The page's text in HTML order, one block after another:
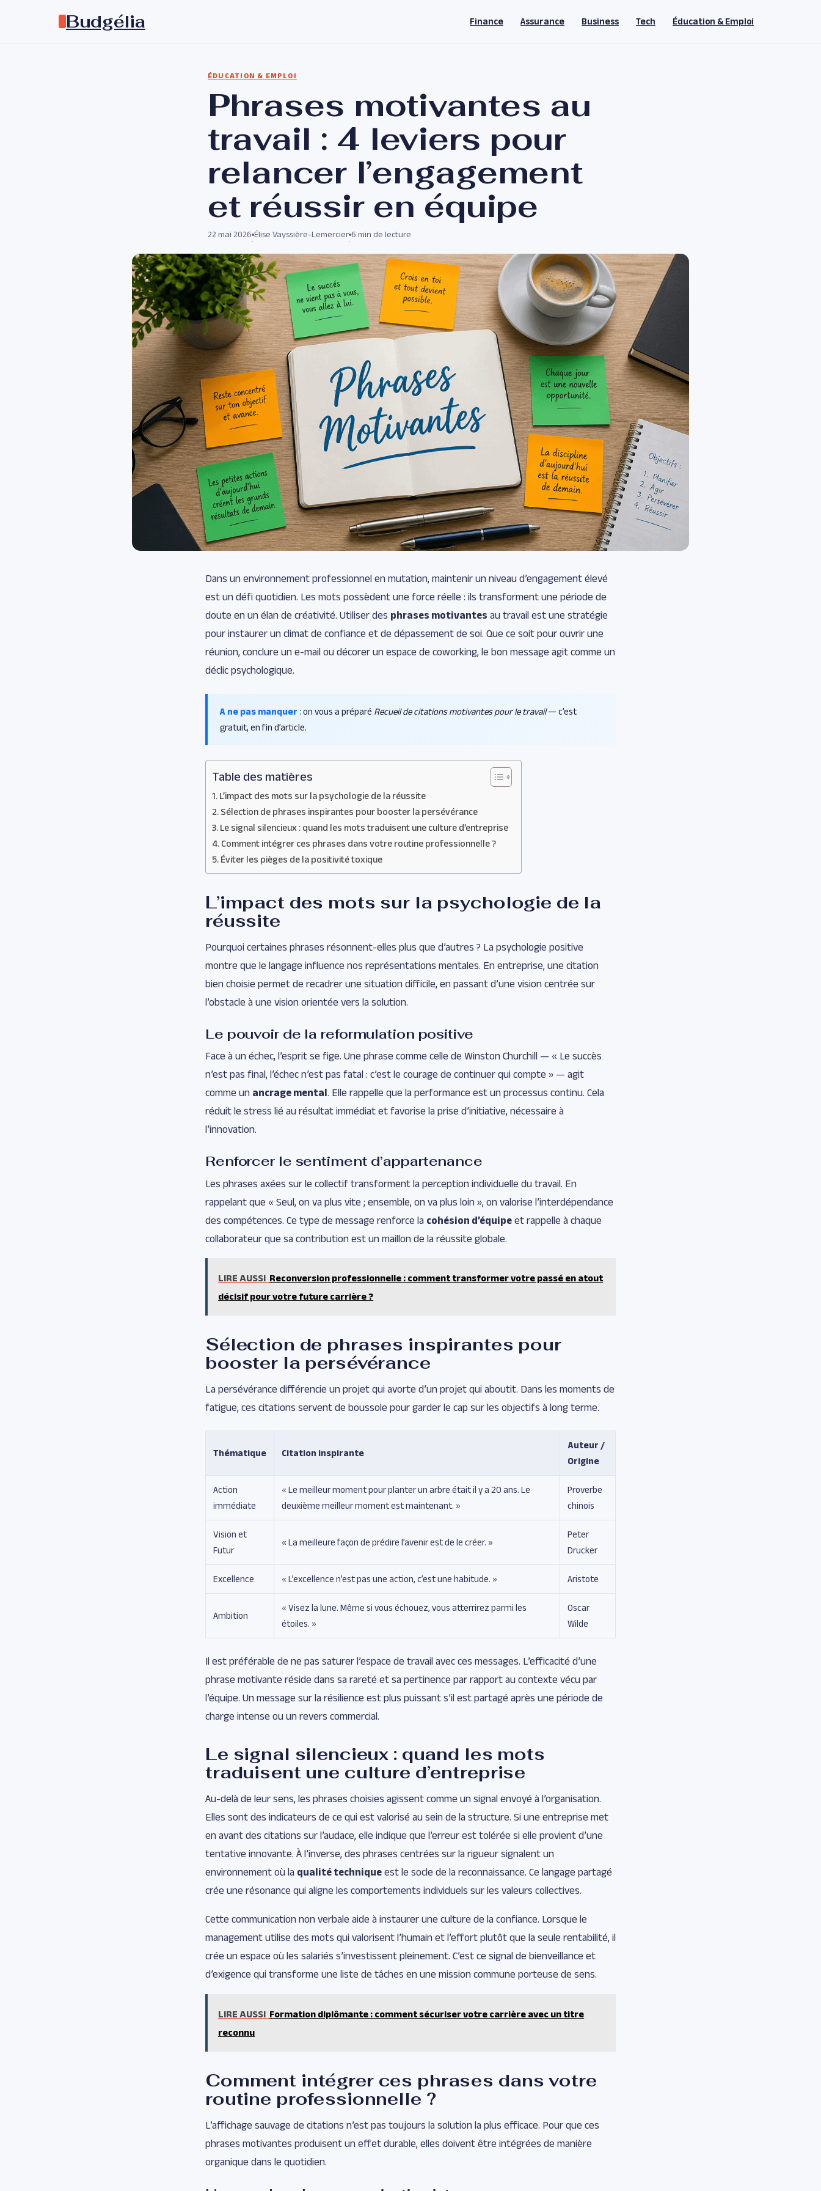
Budgélia Finance Assurance Business Tech Éducation & Emploi
ÉDUCATION & EMPLOI
Phrases motivantes au
travail : 4 leviers pour
relancer l’engagement
et réussir en équipe
22 mai 2026
·
Élise Vayssière-Lemercier
·
6 min de lecture
Dans un environnement professionnel en mutation, maintenir un niveau d’engagement élevé
est un défi quotidien. Les mots possèdent une force réelle : ils transforment une période de
doute en un élan de créativité. Utiliser des phrases motivantes au travail est une stratégie
pour instaurer un climat de confiance et de dépassement de soi. Que ce soit pour ouvrir une
réunion, conclure un e-mail ou décorer un espace de coworking, le bon message agit comme un
déclic psychologique.
A ne pas manquer : on vous a préparé Recueil de citations motivantes pour le travail— c’est
gratuit, en fin d’article.
Table des matières
L’impact des mots sur la psychologie de la réussite
Sélection de phrases inspirantes pour booster la persévérance
Le signal silencieux : quand les mots traduisent une culture d’entreprise
Comment intégrer ces phrases dans votre routine professionnelle ?
Éviter les pièges de la positivité toxique
L’impact des mots sur la psychologie de la
réussite
Pourquoi certaines phrases résonnent-elles plus que d’autres ? La psychologie positive
montre que le langage influence nos représentations mentales. En entreprise, une citation
bien choisie permet de recadrer une situation difficile, en passant d’une vision centrée sur
l’obstacle à une vision orientée vers la solution.
Le pouvoir de la reformulation positive
Face à un échec, l’esprit se fige. Une phrase comme celle de Winston Churchill — « Le succès
n’est pas final, l’échec n’est pas fatal : c’est le courage de continuer qui compte » — agit
comme un ancrage mental . Elle rappelle que la performance est un processus continu. Cela
réduit le stress lié au résultat immédiat et favorise la prise d’initiative, nécessaire à
l’innovation.
Renforcer le sentiment d’appartenance
Les phrases axées sur le collectif transforment la perception individuelle du travail. En
rappelant que « Seul, on va plus vite ; ensemble, on va plus loin », on valorise l’interdépendance
des compétences. Ce type de message renforce la cohésion d’équipe et rappelle à chaque
collaborateur que sa contribution est un maillon de la réussite globale.
LIRE AUSSI Reconversion professionnelle : comment transformer votre passé en atout
décisif pour votre future carrière ?
Sélection de phrases inspirantes pour
booster la persévérance
La persévérance différencie un projet qui avorte d’un projet qui aboutit. Dans les moments de
fatigue, ces citations servent de boussole pour garder le cap sur les objectifs à long terme.
Thématique Citation inspirante
Auteur /
Origine
Action
immédiate
« Le meilleur moment pour planter un arbre était il y a 20 ans. Le
deuxième meilleur moment est maintenant. »
Proverbe
chinois
Vision et
Futur
« La meilleure façon de prédire l’avenir est de le créer. »
Peter
Drucker
Excellence « L’excellence n’est pas une action, c’est une habitude. » Aristote
Ambition
« Visez la lune. Même si vous échouez, vous atterrirez parmi les
étoiles. »
Oscar
Wilde
Il est préférable de ne pas saturer l’espace de travail avec ces messages. L’efficacité d’une
phrase motivante réside dans sa rareté et sa pertinence par rapport au contexte vécu par
l’équipe. Un message sur la résilience est plus puissant s’il est partagé après une période de
charge intense ou un revers commercial.
Le signal silencieux : quand les mots
traduisent une culture d’entreprise
Au-delà de leur sens, les phrases choisies agissent comme un signal envoyé à l’organisation.
Elles sont des indicateurs de ce qui est valorisé au sein de la structure. Si une entreprise met
en avant des citations sur l’audace, elle indique que l’erreur est tolérée si elle provient d’une
tentative innovante. À l’inverse, des phrases centrées sur la rigueur signalent un
environnement où la qualité technique est le socle de la reconnaissance. Ce langage partagé
crée une résonance qui aligne les comportements individuels sur les valeurs collectives.
Cette communication non verbale aide à instaurer une culture de la confiance. Lorsque le
management utilise des mots qui valorisent l’humain et l’effort plutôt que la seule rentabilité, il
crée un espace où les salariés s’investissent pleinement. C’est ce signal de bienveillance et
d’exigence qui transforme une liste de tâches en une mission commune porteuse de sens.
LIRE AUSSI Formation diplômante : comment sécuriser votre carrière avec un titre
reconnu
Comment intégrer ces phrases dans votre
routine professionnelle ?
L’affichage sauvage de citations n’est pas toujours la solution la plus efficace. Pour que ces
phrases motivantes produisent un effet durable, elles doivent être intégrées de manière
organique dans le quotidien.